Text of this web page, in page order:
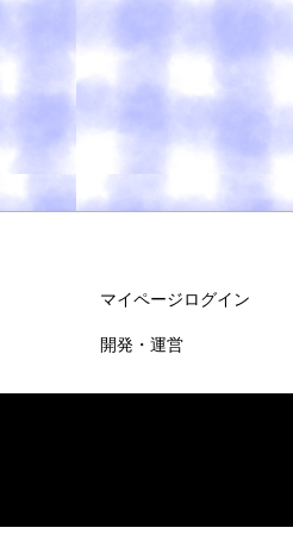
マイページログイン
開発・運営